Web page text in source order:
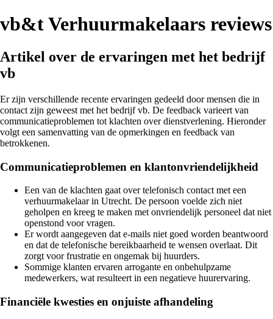
vb&t Verhuurmakelaars reviews
Artikel over de ervaringen met het bedrijf
vb
Er zijn verschillende recente ervaringen gedeeld door mensen die in
contact zijn geweest met het bedrijf vb. De feedback varieert van
communicatieproblemen tot klachten over dienstverlening. Hieronder
volgt een samenvatting van de opmerkingen en feedback van
betrokkenen.
Communicatieproblemen en klantonvriendelijkheid
Een van de klachten gaat over telefonisch contact met een
verhuurmakelaar in Utrecht. De persoon voelde zich niet
geholpen en kreeg te maken met onvriendelijk personeel dat niet
openstond voor vragen.
Er wordt aangegeven dat e-mails niet goed worden beantwoord
en dat de telefonische bereikbaarheid te wensen overlaat. Dit
zorgt voor frustratie en ongemak bij huurders.
Sommige klanten ervaren arrogante en onbehulpzame
medewerkers, wat resulteert in een negatieve huurervaring.
Financiële kwesties en onjuiste afhandeling